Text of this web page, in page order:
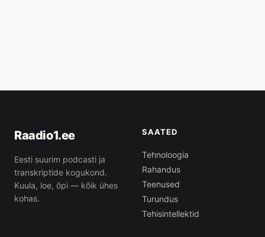
Raadio1.ee
Eesti suurim podcasti ja
transkriptide kogukond.
Kuula, loe, õpi — kõik ühes
kohas.
SAATED
Tehnoloogia
Rahandus
Teenused
Turundus
Tehisintellektid